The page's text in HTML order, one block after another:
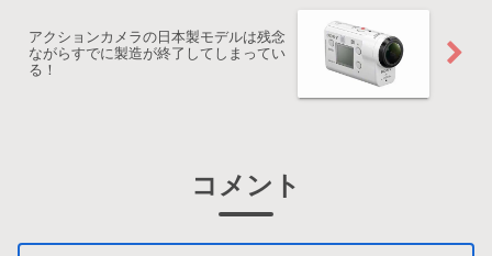
アクションカメラの日本製モデルは残念
ながらすでに製造が終了してしまってい
る！
コメント